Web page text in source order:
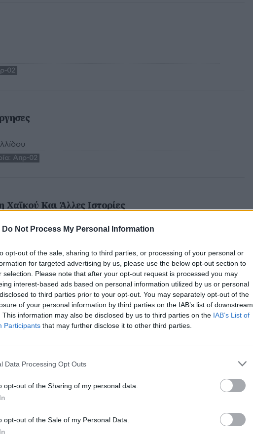
Do Not Process My Personal Information
opt-out of the sale, sharing to third parties, or processing of your personal or
for targeted advertising by us, please use the below opt-out section to
selection. Please note that after your opt-out request is processed you may
interest-based ads based on personal information utilized by us or personal
to third parties prior to your opt-out. You may separately opt-out of the
of your personal information by third parties on the IAB’s list of downstream
This information may also be disclosed by us to third parties on the IAB’s List of
Participants that may further disclose it to other third parties.
Data Processing Opt Outs
opt-out of the Sharing of my personal data.
opt-out of the Sale of my Personal Data.
02
Απρ-02
Και Άλλες Ιστορίες
στιγμή στους αιώνες
Φεβ-02